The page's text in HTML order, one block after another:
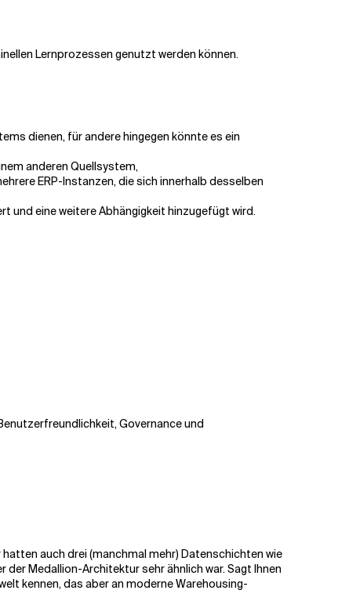
Lernprozessen genutzt werden können.
dienen, für andere hingegen könnte es ein
anderen Quellsystem,
ERP-Instanzen, die sich innerhalb desselben
und eine weitere Abhängigkeit hinzugefügt wird.
Governance und
auch drei (manchmal mehr) Datenschichten wie
der Medallion-Architektur sehr ähnlich war. Sagt Ihnen
kennen, das aber an moderne Warehousing-